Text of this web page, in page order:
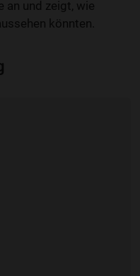
an und zeigt, wie
könnten.